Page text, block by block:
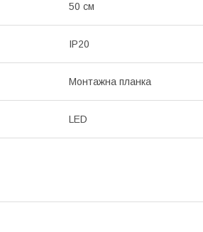
50 см
IP20
Монтажна планка
LED